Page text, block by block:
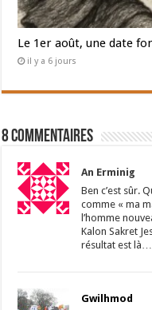
Le 1er août, une date
il y a 6 jours
8 Commentaires
An Erminig
Ben c’est sûr.
comme « ma
l’homme
Kalon Sakret
résultat est
Gwilhmod